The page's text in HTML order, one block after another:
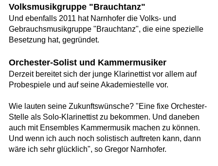
Volksmusikgruppe "Brauchtanz"
Und ebenfalls 2011 hat Narnhofer die Volks- und
Gebrauchsmusikgruppe "Brauchtanz", die eine spezielle
Besetzung hat, gegründet.
Orchester-Solist und Kammermusiker
Derzeit bereitet sich der junge Klarinettist vor allem auf
Probespiele und auf seine Akademiestelle vor.
Wie lauten seine Zukunftswünsche? "Eine fixe Orchester-
Stelle als Solo-Klarinettist zu bekommen. Und daneben
auch mit Ensembles Kammermusik machen zu können.
Und wenn ich auch noch solistisch auftreten kann, dann
wäre ich sehr glücklich", so Gregor Narnhofer.